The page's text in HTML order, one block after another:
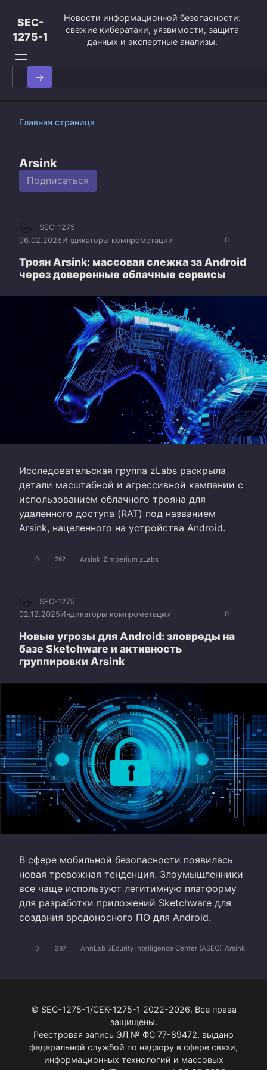
контенту
SEC-
1275-1
Новости информационной безопасности:
свежие кибератаки, уязвимости, защита
данных и экспертные анализы.
Search
for:
Главная страница
Arsink
Подписаться
0
SEC-1275
06.02.2026Индикаторы компрометации
Троян Arsink: массовая слежка за Android
через доверенные облачные сервисы
Исследовательская группа zLabs раскрыла
детали масштабной и агрессивной кампании с
использованием облачного трояна для
удаленного доступа (RAT) под названием
Arsink, нацеленного на устройства Android.
0 262 Arsink Zimperium zLabs
0
SEC-1275
02.12.2025Индикаторы компрометации
Новые угрозы для Android: зловреды на
базе Sketchware и активность
группировки Arsink
В сфере мобильной безопасности появилась
новая тревожная тенденция. Злоумышленники
все чаще используют легитимную платформу
для разработки приложений Sketchware для
создания вредоносного ПО для Android.
0 397 AhnLab SEcurity intelligence Center (ASEC) Arsink
© SEC-1275-1/СЕК-1275-1 2022-2026. Все права
защищены.
Реестровая запись ЭЛ № ФС 77-89472, выдано
федеральной службой по надзору в сфере связи,
информационных технологий и массовых